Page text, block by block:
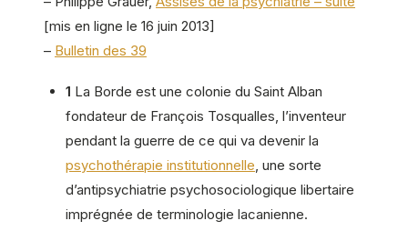
[mis en ligne le 16 juin 2013]
– Bulletin des 39
1 La Borde est une colonie du Saint Alban
fondateur de François Tosqualles, l’inventeur
pendant la guerre de ce qui va devenir la
psychothérapie institutionnelle, une sorte
d’antipsychiatrie psychosociologique libertaire
imprégnée de terminologie lacanienne.